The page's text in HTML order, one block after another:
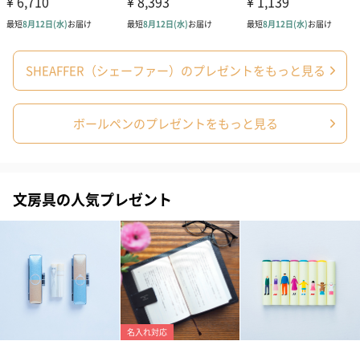
写真付きメッセージカ
ード（680円）
写真付きメッセージカ
ード（Thank you）ピ
ンク（680円）
【誕生日】
Birthday ホワ
刷なし）（
包装紙
ラッピングを施してお届けいたします。
SHEAFFER（シェーファー）のプレゼントをもっと見る
ボールペンのプレゼントをもっと見る
文房具の人気プレゼント